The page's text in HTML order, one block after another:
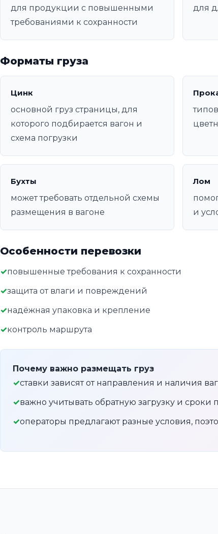
для продукции с повышенными
требованиями к сохранности
для
Форматы груза
Цинк
основной груз страницы, для
которого подбирается вагон и
схема погрузки
Бухты
может требовать отдельной схемы
размещения в вагоне
Лом
и
Особенности перевозки
повышенные требования к сохранности
защита от влаги и повреждений
надёжная упаковка и крепление
контроль маршрута
Почему важно размещать груз
ставки зависят от направления и наличия
важно учитывать обратную загрузку и сроки
операторы предлагают разные условия,